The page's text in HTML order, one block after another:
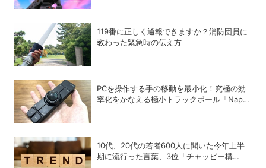
119番に正しく通報できますか？消防団員に
教わった緊急時の伝え方
PCを操作する手の移動を最小化！究極の効
率化をかなえる極小トラックボール「Nape
10代、20代の若者600人に聞いた今年上半
期に流行った言葉、3位「チャッピー構